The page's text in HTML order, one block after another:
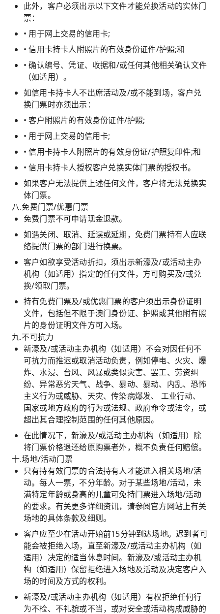
此外，客户必须出示以下文件才能兑换活动的实体门
票：
• 用于网上交易的信用卡;
• 信用卡持卡人附照片的有效身份证件/护照;和
• 确认编号、凭证、收据和/或任何其他相关确认文件
（如适用）。
如信用卡持卡人不出席活动及/或不能到场，客户兑
换门票时亦须出示：
• 客户附照片的有效身份证件/护照;
• 用于网上交易的信用卡;
• 信用卡持卡人附照片的有效身份证/护照复印件;和
• 信用卡持卡人授权客户兑换实体门票的授权书。
如果客户无法提供上述任何文件，客户将无法兑换实
体门票。
八.免费门票/优惠门票
免费门票不可申请现金退款。
如遇关闭、取消、延误或延期，免费门票持有人应联
络提供门票的部门进行换票。
客户如欲享受活动折扣，须出示新濠及/或活动主办
机构（如适用）指定的任何文件，方可购买及/或兑
换/领取门票。
持有免费门票及/或优惠门票的客户须出示身份证明
文件，包括但不限于澳门身份证、护照或其他附有照
片的身份证明文件方可入场。
九.不可抗力
新濠及/或活动主办机构（如适用）不会对因任何不
可抗力而推迟或取消活动负责，例如停电、火灾、爆
炸、水浸、台风、风暴或类似灾害、罢工、劳资纠
纷、异常恶劣天气、战争、暴动、暴动、内乱、恐怖
主义行为或威胁、天灾、传染病爆发、 工业行动、
国家或地方政府的行为或法规、政府命令或法令，或
超出其合理控制范围的任何其他原因。
在此情况下，新濠及/或活动主办机构（如适用）除
将门票价格退还给原购票者外，概不负责任何赔偿。
十.场地/活动门票
只有持有效门票的合法持有人才能进入相关场地/活
动。每人一票，不分年龄。对于某些场地/活动，未
满特定年龄或身高的儿童可免持门票进入场地/活动
的要求。有关更多详细资讯，请参阅官方网站上有关
场地的具体条款及细则。
客户应至少在活动开始前15分钟到达场地。迟到者可
能会被拒绝入场，直至新濠及/或活动主办机构（如
适用）决定的适当休息时间。新濠及/或活动主办机
构（如适用）保留拒绝进入场地及活动及决定客户入
场的时间及方式的权利。
新濠及/或活动主办机构（如适用）有权拒绝任何行
为不检、不礼貌或不当，或对安全或活动构成威胁的